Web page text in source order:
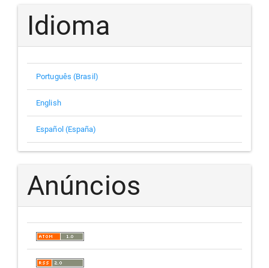
Idioma
Português (Brasil)
English
Español (España)
Anúncios